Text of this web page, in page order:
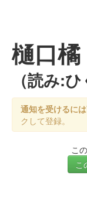
樋口橘
（読み:
通知を受けるには
クして登録。
こ
こ